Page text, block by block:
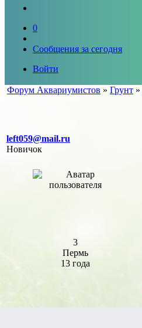
0
Сообщения за сегодня
Войти
Форум Аквариумистов » Грунт »
left059@mail.ru
Новичок
3
Пермь
13 года